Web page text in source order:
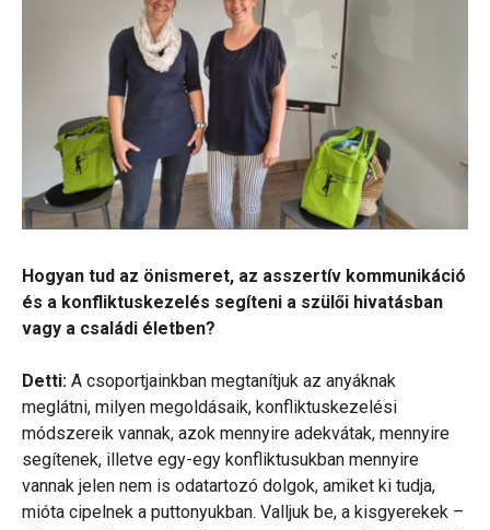
Hogyan tud az önismeret, az asszertív kommunikáció
és a konfliktuskezelés segíteni a szülői hivatásban
vagy a családi életben?
Detti: A csoportjainkban megtanítjuk az anyáknak
meglátni, milyen megoldásaik, konfliktuskezelési
módszereik vannak, azok mennyire adekvátak, mennyire
segítenek, illetve egy-egy konfliktusukban mennyire
vannak jelen nem is odatartozó dolgok, amiket ki tudja,
mióta cipelnek a puttonyukban. Valljuk be, a kisgyerekek –